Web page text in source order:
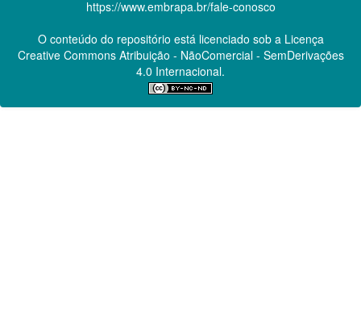
https://www.embrapa.br/fale-conosco
O conteúdo do repositório está licenciado sob a Licença
Creative CommonsAtribuição - NãoComercial - SemDerivações
4.0 Internacional.